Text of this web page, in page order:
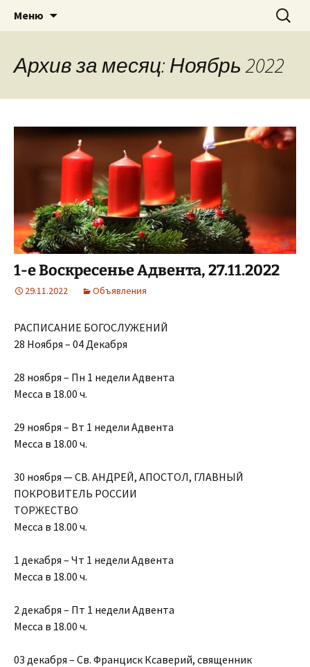
Римско-католическая
церковь в Саратове
Приход святого Климента
Меню Найти:
Архив за месяц: Ноябрь 2022
1-е Воскресенье Адвента, 27.11.2022
29.11.2022 Объявления
РАСПИСАНИЕ БОГОСЛУЖЕНИЙ
28 Ноября – 04 Декабря
28 ноября – Пн 1 недели Адвента
Месса в 18.00 ч.
29 ноября – Вт 1 недели Адвента
Месса в 18.00 ч.
30 ноября — СВ. АНДРЕЙ, АПОСТОЛ, ГЛАВНЫЙ
ПОКРОВИТЕЛЬ РОССИИ
ТОРЖЕСТВО
Месса в 18.00 ч.
1 декабря – Чт 1 недели Адвента
Месса в 18.00 ч.
2 декабря – Пт 1 недели Адвента
Месса в 18.00 ч.
03 декабря – Св. Франциск Ксаверий, священник